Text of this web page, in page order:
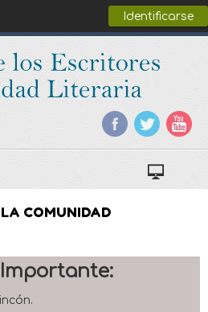
Identificarse
COMUNIDAD